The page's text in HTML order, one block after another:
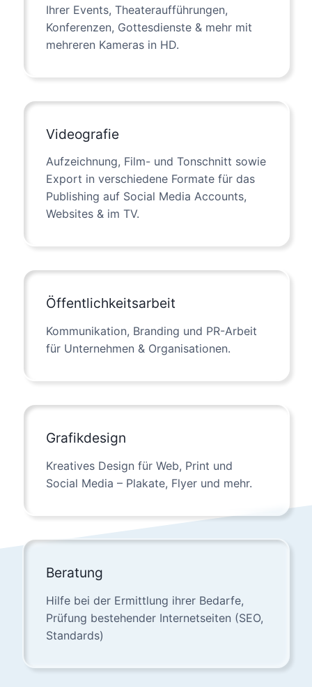
Ihrer Events, Theateraufführungen,
Konferenzen, Gottesdienste & mehr mit
mehreren Kameras in HD.
Videografie
Aufzeichnung, Film- und Tonschnitt sowie
Export in verschiedene Formate für das
Publishing auf Social Media Accounts,
Websites & im TV.
Öffentlichkeitsarbeit
Kommunikation, Branding und PR-Arbeit
für Unternehmen & Organisationen.
Grafikdesign
Kreatives Design für Web, Print und
Social Media – Plakate, Flyer und mehr.
Beratung
Hilfe bei der Ermittlung ihrer Bedarfe,
Prüfung bestehender Internetseiten (SEO,
Standards)